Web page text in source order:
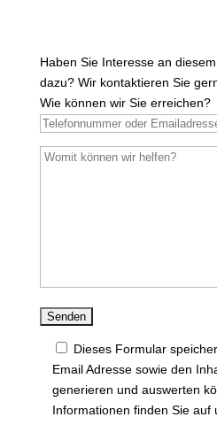
Haben Sie Interesse an
dazu? Wir kontaktieren Sie
Wie können wir Sie erreichen?
Dieses Formular
Email Adresse sowie den
generieren und auswerten
Informationen finden Sie auf